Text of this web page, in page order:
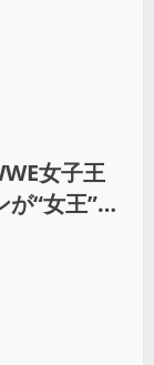
女子王
“女王”シ
防衛！